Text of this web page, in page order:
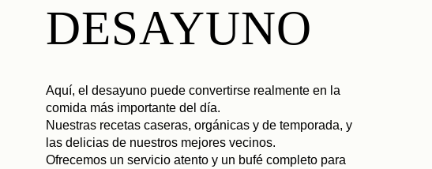
DESAYUNO
Aquí, el desayuno puede convertirse realmente en la
comida más importante del día.
Nuestras recetas caseras, orgánicas y de temporada, y
las delicias de nuestros mejores vecinos.
Ofrecemos un servicio atento y un bufé completo para